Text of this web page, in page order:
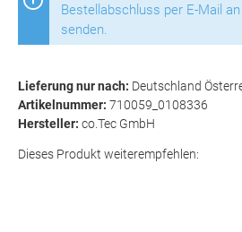
Bestellabschluss per E-Mail
senden.
Lieferung nur nach: Deutschland
Artikelnummer: 710059_0108336
Hersteller: co.Tec GmbH
Dieses Produkt weiterempfehlen: